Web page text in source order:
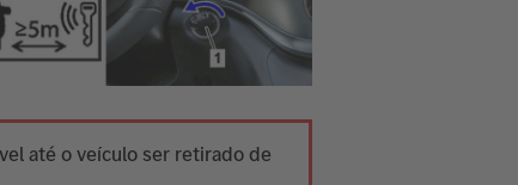
até o veículo ser retirado de